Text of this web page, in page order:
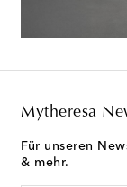
Mytheresa
Für unseren
& mehr.